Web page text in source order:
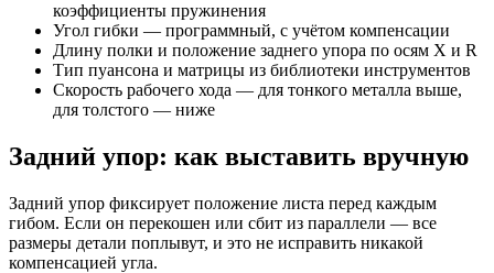
коэффициенты пружинения
Угол гибки — программный, с учётом компенсации
Длину полки и положение заднего упора по осям X и R
Тип пуансона и матрицы из библиотеки инструментов
Скорость рабочего хода — для тонкого металла выше,
для толстого — ниже
Задний упор: как выставить вручную
Задний упор фиксирует положение листа перед каждым
гибом. Если он перекошен или сбит из параллели — все
размеры детали поплывут, и это не исправить никакой
компенсацией угла.